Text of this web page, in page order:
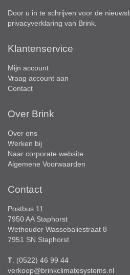
Door u in te schrijven voor de
privacyverklaring van Brink.
Klantenservice
Mijn account
Vraag account aan
Contact
Over Brink
Over ons
Werken bij
Naar corporate website
Algemene Voorwaarden
Contact
Postbus 11
7950 AA Staphorst
Wethouder Wassebaliestraat 8
7951 SN Staphorst
T. (0522) 46 99 44
verkoop@brinkclimatesystems.nl